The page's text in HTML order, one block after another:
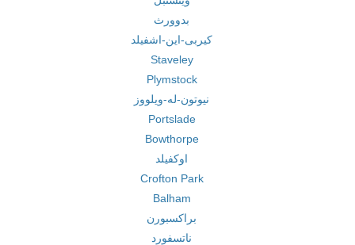
بدوورث
کیربی-این-اشفیلد
Staveley
Plymstock
نیوتون-له-ویلووز
Portslade
Bowthorpe
اوکفیلد
Crofton Park
Balham
براکسبورن
ناتسفورد